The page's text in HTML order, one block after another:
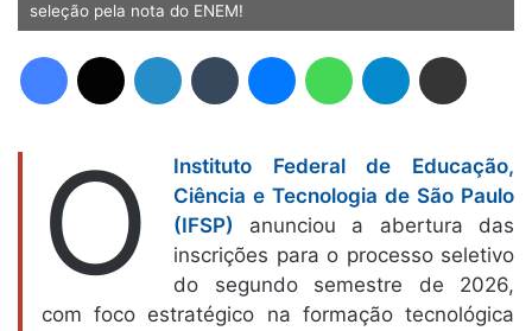
seleção pela nota do ENEM!
O
Instituto Federal de Educação,
Ciência e Tecnologia de São Paulo
(IFSP)
anunciou a abertura das
inscrições para o processo seletivo
do segundo semestre de 2026,
com foco estratégico na formação tecnológica